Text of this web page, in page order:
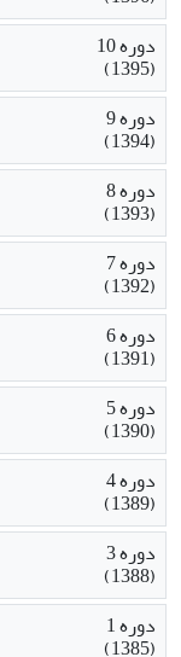
دوره 10
(1395)
دوره 9
(1394)
دوره 8
(1393)
دوره 7
(1392)
دوره 6
(1391)
دوره 5
(1390)
دوره 4
(1389)
دوره 3
(1388)
دوره 1
(1385)